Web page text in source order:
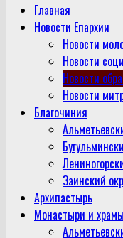
Главная
Новости Епархии
Новости
Новости
Новости
Новости
Благочиния
Заинский
Архипастырь
Монастыри и храмы